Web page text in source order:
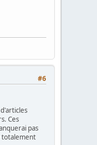
#6
Ces
pas
totalement